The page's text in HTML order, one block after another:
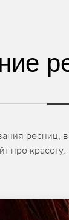
про красоту.